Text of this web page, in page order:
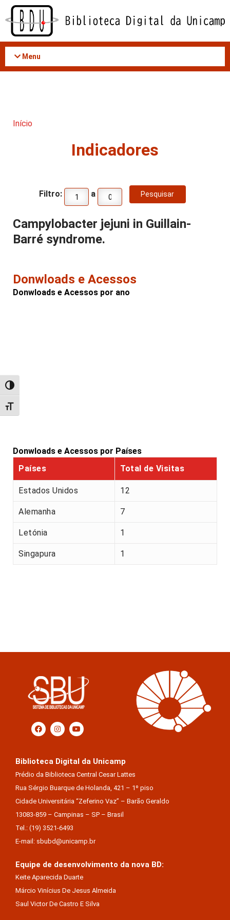
Acessar
conteúdo
Alternar alto contraste
Alternar tamanho da fonte
Menu
Início
Indicadores
Filtro: a
Campylobacter jejuni in Guillain-
Barré syndrome.
Donwloads e Acessos
Donwloads e Acessos por ano
Donwloads e Acessos por Países
Países
Total de Visitas
Estados Unidos 12
Alemanha 7
Letónia 1
Singapura 1
Biblioteca Digital da Unicamp
Prédio da Biblioteca Central Cesar Lattes
Rua Sérgio Buarque de Holanda, 421 – 1º piso
Cidade Universitária “Zeferino Vaz” – Barão Geraldo
13083-859 – Campinas – SP – Brasil
Tel.: (19) 3521-6493
E-mail: sbubd@unicamp.br
Equipe de desenvolvimento da nova BD:
Keite Aparecida Duarte
Márcio Vinícius De Jesus Almeida
Saul Victor De Castro E Silva